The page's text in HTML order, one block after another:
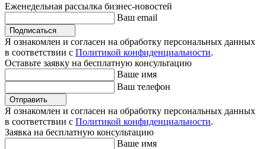
Еженедельная рассылка бизнес-новостей
Ваш email
Подписаться
Я ознакомлен и согласен на обработку персональных данных
в соответствии с Политикой конфиденциальности.
Оставьте заявку на бесплатную консультацию
Ваше имя
Ваш телефон
Отправить
Я ознакомлен и согласен на обработку персональных данных
в соответствии с Политикой конфиденциальности.
Заявка на бесплатную консультацию
Ваше имя